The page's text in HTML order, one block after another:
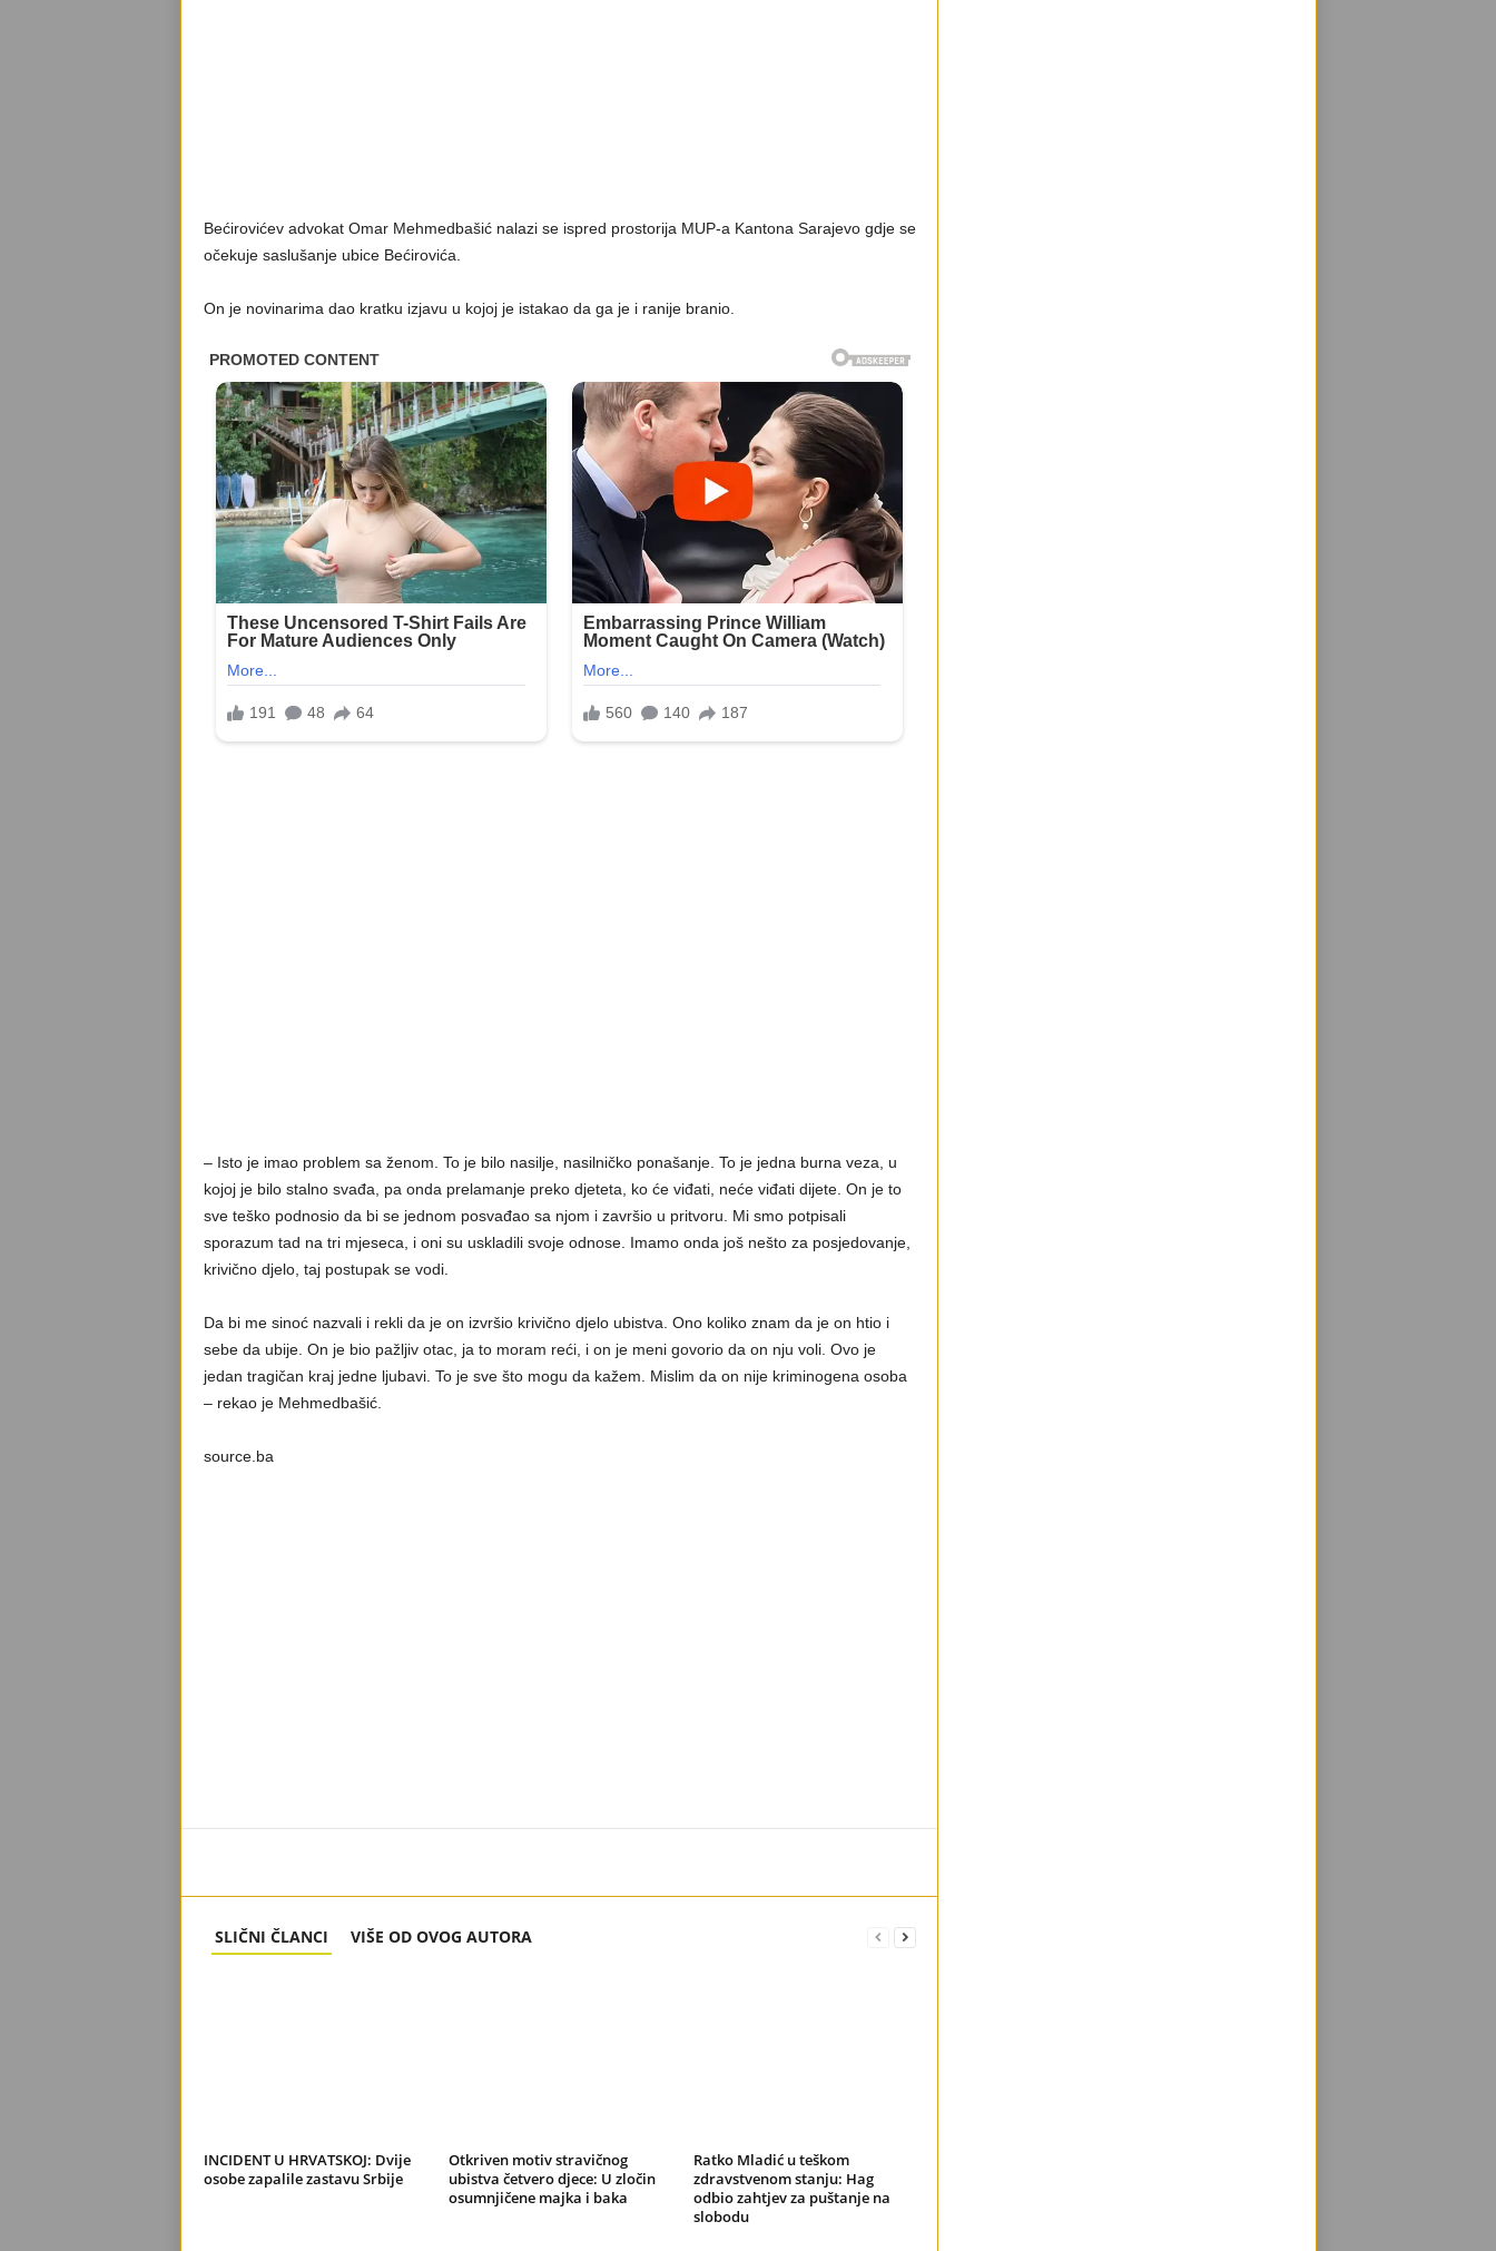
Bećirovićev advokat Omar Mehmedbašić nalazi se ispred prostorija MUP-a Kantona Sarajevo gdje se
očekuje saslušanje ubice Bećirovića.
On je novinarima dao kratku izjavu u kojoj je istakao da ga je i ranije branio.
– Isto je imao problem sa ženom. To je bilo nasilje, nasilničko ponašanje. To je jedna burna veza, u
kojoj je bilo stalno svađa, pa onda prelamanje preko djeteta, ko će viđati, neće viđati dijete. On je to
sve teško podnosio da bi se jednom posvađao sa njom i završio u pritvoru. Mi smo potpisali
sporazum tad na tri mjeseca, i oni su uskladili svoje odnose. Imamo onda još nešto za posjedovanje,
krivično djelo, taj postupak se vodi.
Da bi me sinoć nazvali i rekli da je on izvršio krivično djelo ubistva. Ono koliko znam da je on htio i
sebe da ubije. On je bio pažljiv otac, ja to moram reći, i on je meni govorio da on nju voli. Ovo je
jedan tragičan kraj jedne ljubavi. To je sve što mogu da kažem. Mislim da on nije kriminogena osoba
– rekao je Mehmedbašić.
source.ba
SLIČNI ČLANCI VIŠE OD OVOG AUTORA
INCIDENT U HRVATSKOJ: Dvije
osobe zapalile zastavu Srbije
Otkriven motiv stravičnog
ubistva četvero djece: U zločin
osumnjičene majka i baka
Ratko Mladić u teškom
zdravstvenom stanju: Hag
odbio zahtjev za puštanje na
slobodu